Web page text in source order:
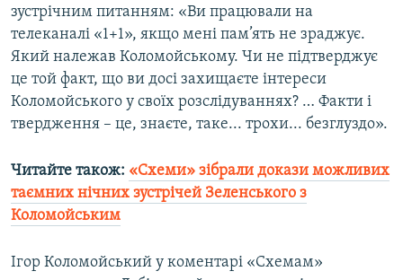
зустрічним питанням: «Ви працювали на
телеканалі «1+1», якщо мені пам’ять не зраджує.
Який належав Коломойському. Чи не підтверджує
це той факт, що ви досі захищаєте інтереси
Коломойського у своїх розслідуваннях? … Факти і
твердження – це, знаєте, таке... трохи... безглуздо».
Читайте також: «Схеми» зібрали докази можливих
таємних нічних зустрічей Зеленського з
Коломойським​
Ігор Коломойський у коментарі «Схемам»